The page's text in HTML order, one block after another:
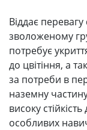
Віддає
зволоженому
потребує
до цвітіння, а
за потреби в
наземну
високу
особливих